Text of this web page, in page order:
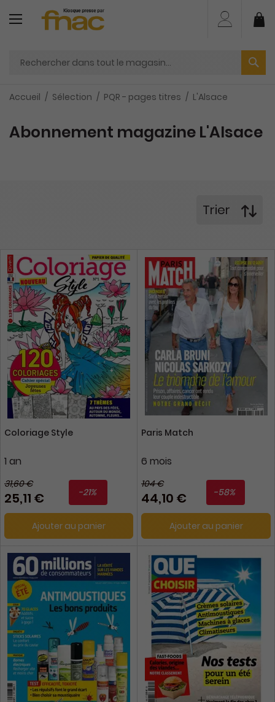
contenu
Accueil Sélection PQR - pages titres L'Alsace
Abonnement magazine L'Alsace
Trier
Coloriage Style
1 an
31,60 €
25,11 € -21%
Ajouter au panier
Paris Match
6 mois
104 €
44,10 € -58%
Ajouter au panier